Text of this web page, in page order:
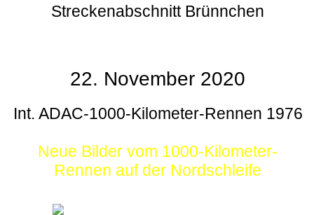
Streckenabschnitt Brünnchen
22. November 2020
Int. ADAC-1000-Kilometer-Rennen 1976
Neue Bilder vom 1000-Kilometer-
Rennen auf der Nordschleife